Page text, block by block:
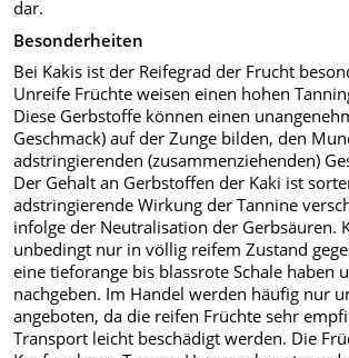
dar.
Besonderheiten
Bei Kakis ist der Reifegrad der Frucht
Unreife Früchte weisen einen hohen
Diese Gerbstoffe können einen
Geschmack) auf der Zunge bilden, den
adstringierenden (zusammenziehenden)
Der Gehalt an Gerbstoffen der Kaki ist
adstringierende Wirkung der Tannine
infolge der Neutralisation der Gerbsäuren.
unbedingt nur in völlig reifem Zustand
eine tieforange bis blassrote Schale haben
nachgeben. Im Handel werden häufig nur
angeboten, da die reifen Früchte sehr
Transport leicht beschädigt werden. Die